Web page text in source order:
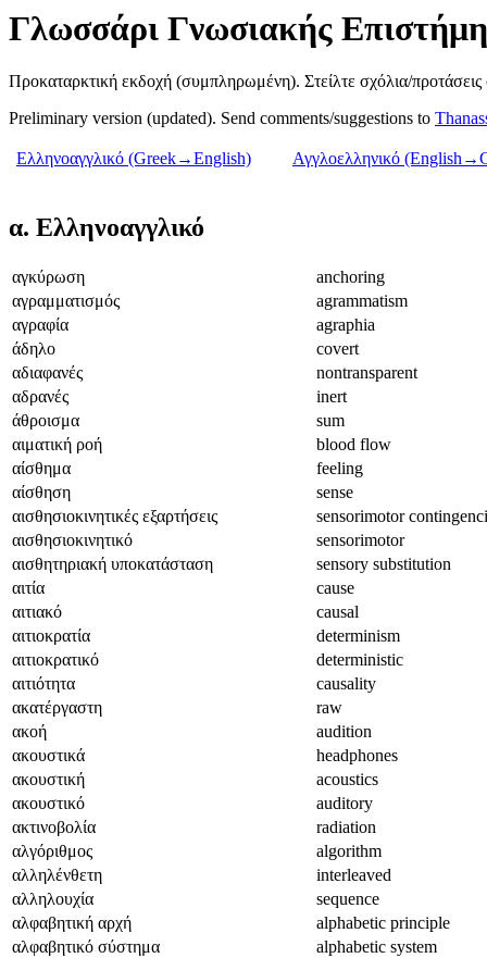
Γλωσσάρι Γνωσιακής
Προκαταρκτική εκδοχή (συμπληρωμένη). Στείλτε σχόλια/
Preliminary version (updated). Send comments/suggestions to
Ελληνοαγγλικό (Greek→English) Αγγλοελληνικό
α. Ελληνοαγγλικό
αγκύρωση
anchoring
αγραμματισμός
agrammatism
αγραφία
agraphia
άδηλο
covert
αδιαφανές
nontransparent
αδρανές
inert
άθροισμα
sum
αιματική ροή
blood flow
αίσθημα
feeling
αίσθηση
sense
αισθησιοκινητικές εξαρτήσεις
sensorimotor
αισθησιοκινητικό
sensorimotor
αισθητηριακή υποκατάσταση
sensory substitution
αιτία
cause
αιτιακό
causal
αιτιοκρατία
determinism
αιτιοκρατικό
deterministic
αιτιότητα
causality
ακατέργαστη
raw
ακοή
audition
ακουστικά
headphones
ακουστική
acoustics
ακουστικό
auditory
ακτινοβολία
radiation
αλγόριθμος
algorithm
αλληλένθετη
interleaved
αλληλουχία
sequence
αλφαβητική αρχή
alphabetic principle
αλφαβητικό σύστημα
alphabetic system